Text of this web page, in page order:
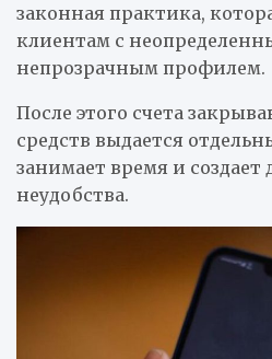
законная практика,
клиентам с
непрозрачным профилем.
После этого счета
средств выдается
занимает время и
неудобства.